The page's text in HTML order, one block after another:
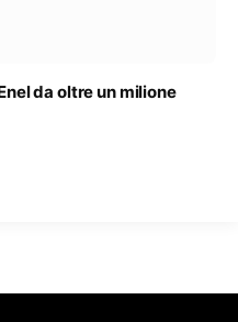
da oltre un milione